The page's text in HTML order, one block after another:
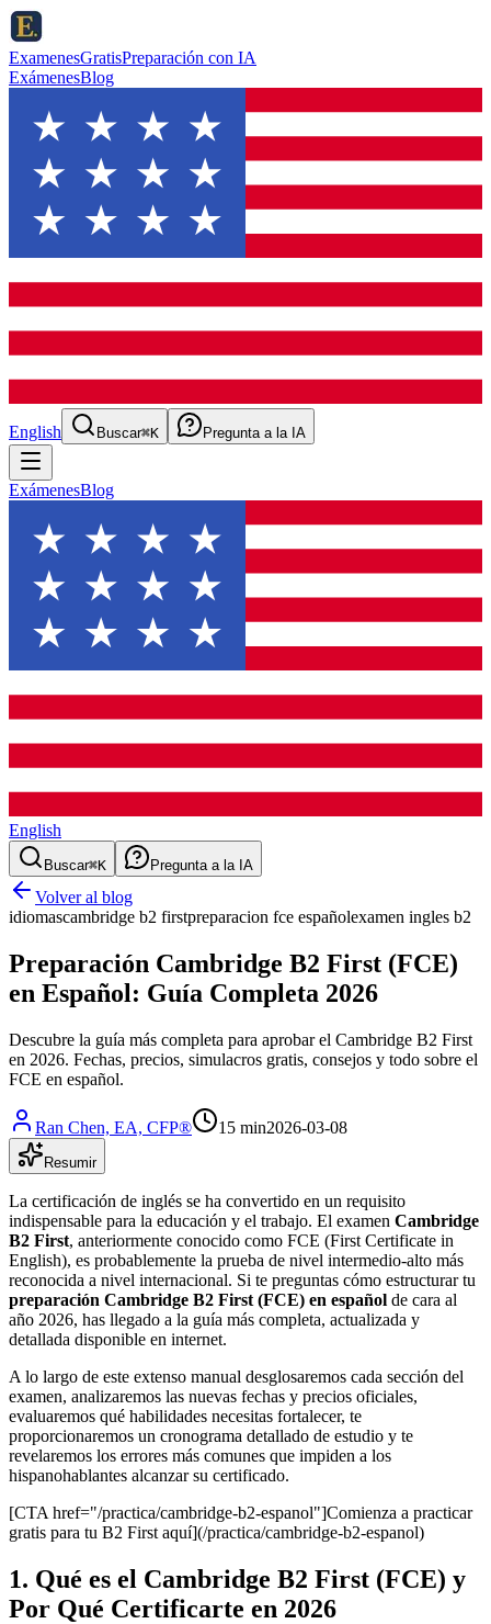
ExamenesGratisPreparación con IA
ExámenesBlog
English Buscar⌘K Pregunta a la IA
ExámenesBlog
English
Buscar⌘K Pregunta a la IA
Volver al blog
idiomascambridge b2 firstpreparacion fce españolexamen ingles b2
Preparación Cambridge B2 First (FCE)
en Español: Guía Completa 2026
Descubre la guía más completa para aprobar el Cambridge B2 First
en 2026. Fechas, precios, simulacros gratis, consejos y todo sobre el
FCE en español.
Ran Chen, EA, CFP® 15 min2026-03-08
Resumir
La certificación de inglés se ha convertido en un requisito
indispensable para la educación y el trabajo. El examen Cambridge
B2 First, anteriormente conocido como FCE (First Certificate in
English), es probablemente la prueba de nivel intermedio-alto más
reconocida a nivel internacional. Si te preguntas cómo estructurar tu
preparación Cambridge B2 First (FCE) en español de cara al
año 2026, has llegado a la guía más completa, actualizada y
detallada disponible en internet.
A lo largo de este extenso manual desglosaremos cada sección del
examen, analizaremos las nuevas fechas y precios oficiales,
evaluaremos qué habilidades necesitas fortalecer, te
proporcionaremos un cronograma detallado de estudio y te
revelaremos los errores más comunes que impiden a los
hispanohablantes alcanzar su certificado.
[CTA href="/practica/cambridge-b2-espanol"]Comienza a practicar
gratis para tu B2 First aquí](/practica/cambridge-b2-espanol)
1. Qué es el Cambridge B2 First (FCE) y
Por Qué Certificarte en 2026